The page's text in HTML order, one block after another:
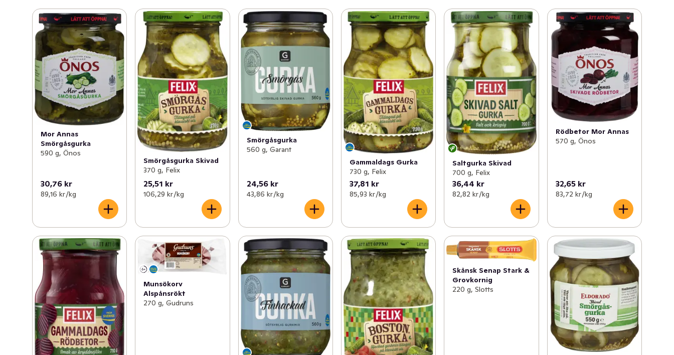
Önos grundades i lilla Tollarp redan från 1903 och har
tillagat smakupplevelser utöver det vanliga sedan dess.
I sortimentet finns i tillägg till sylt, marmelad och saft,
också gurka och rödbetor. För att läsa mer om Önos och
deras produkter besök onos.se
Mor Annas
Smörgåsgurka
590 g, Önos
30,76 kr
89,16 kr /kg
Smörgåsgurka Skivad
370 g, Felix
25,51 kr
106,29 kr /kg
Smörgåsgurka
560 g, Garant
24,56 kr
43,86 kr /kg
Gammaldags Gurka
730 g, Felix
37,81 kr
85,93 kr /kg
Saltgurka Skivad
700 g, Felix
36,44 kr
82,82 kr /kg
Rödbetor Mor Annas
570 g, Önos
32,65 kr
83,72 kr /kg
Munsökorv
Alspånsrökt
270 g, Gudruns
Skånsk Senap Stark &
Grovkornig
220 g, Slotts